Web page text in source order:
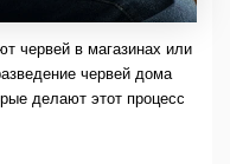
червей в магазинах или
червей дома
делают этот процесс